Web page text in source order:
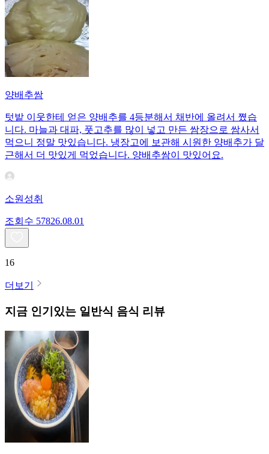
양배추쌈
텃밭 이웃한테 얻은 양배추를 4등분해서 채반에 올려서 쪘습
니다. 마늘과 대파, 풋고추를 많이 넣고 만든 쌈장으로 쌈사서
먹으니 정말 맛있습니다. 냉장고에 보관해 시원한 양배추가 달
근해서 더 맛있게 먹었습니다. 양배추쌈이 맛있어요.
소원성취
조회수 57826.08.01
16
더보기
지금 인기있는 일반식 음식 리뷰